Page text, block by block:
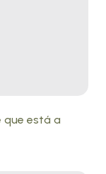
que está a